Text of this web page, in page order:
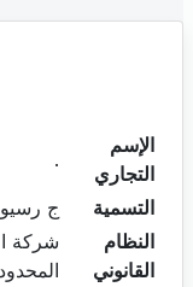
الإسم
التجاري
.
التسمية
ج
النظام
القانوني
شركة